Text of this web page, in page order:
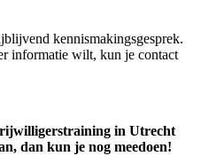
kennismakingsgesprek.
informatie wilt, kun je contact
in Utrecht
dan kun je nog meedoen!